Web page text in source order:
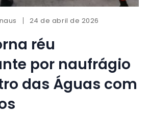
24 de abril de 2026
réu
por naufrágio
das Águas com